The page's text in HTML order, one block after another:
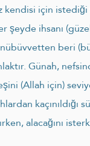
kendisi için
şeyde ihsanı
nübüvvetten beri
Günah,
(Allah için)
alacağını